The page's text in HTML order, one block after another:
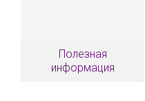
Полезная
информация